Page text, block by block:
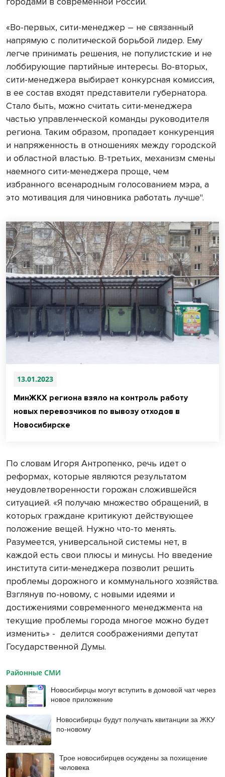
«Во-первых, сити-менеджер – не связанный
напрямую с политической борьбой лидер. Ему
легче принимать решения, не популистские и не
лоббирующие партийные интересы. Во-вторых,
сити-менеджера выбирает конкурсная комиссия,
в ее состав входят представители губернатора.
Стало быть, можно считать сити-менеджера
частью управленческой команды руководителя
региона. Таким образом, пропадает конкуренция
и напряженность в отношениях между городской
и областной властью. В-третьих, механизм смены
наемного сити-менеджера проще, чем
избранного всенародным голосованием мэра, а
это мотивация для чиновника работать лучше".
13.01.2023
МинЖКХ региона взяло на контроль работу
новых перевозчиков по вывозу отходов в
Новосибирске
По словам Игоря Антропенко, речь идет о
реформах, которые являются результатом
неудовлетворенности горожан сложившейся
ситуацией. «Я получаю множество обращений, в
которых граждане критикуют действующее
положение вещей. Нужно что-то менять.
Разумеется, универсальной системы нет, в
каждой есть свои плюсы и минусы. Но введение
института сити-менеджера позволит решить
проблемы дорожного и коммунального хозяйства.
Взглянув по-новому, с новыми идеями и
достижениями современного менеджмента на
текущие проблемы города многое можно будет
изменить» - делится соображениями депутат
Государственной Думы.
Районные СМИ
Новосибирцы могут вступить в домовой чат через
новое приложение
Новосибирцы будут получать квитанции за ЖКУ
по-новому
Трое новосибирцев осуждены за похищение
человека